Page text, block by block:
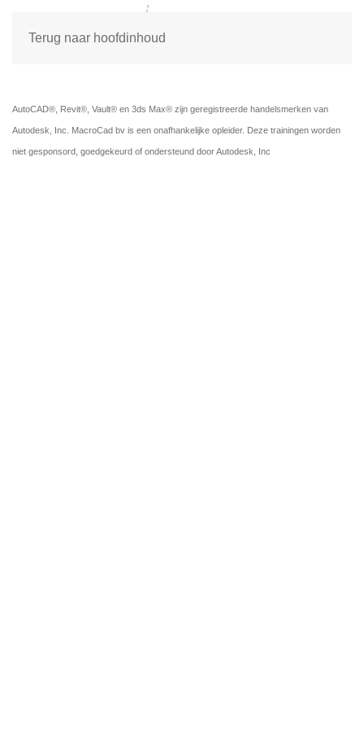
Terug naar hoofdinhoud
AutoCAD®, Revit®, Vault® en 3ds Max® zijn geregistreerde handelsmerken van
Autodesk, Inc. MacroCad bv is een onafhankelijke opleider. Deze trainingen worden
niet gesponsord, goedgekeurd of ondersteund door Autodesk, Inc